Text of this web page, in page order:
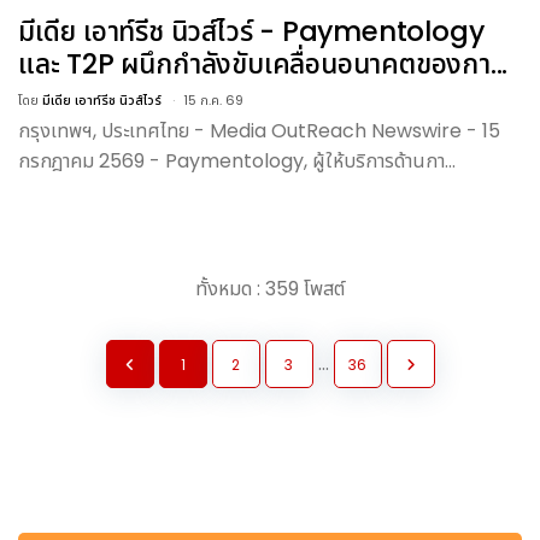
มีเดีย เอาท์รีช นิวส์ไวร์ - Paymentology
และ T2P ผนึกกำลังขับเคลื่อนอนาคตของกา...
โดย มีเดีย เอาท์รีช นิวส์ไวร์ 15 ก.ค. 69
กรุงเทพฯ, ประเทศไทย - Media OutReach Newswire - 15
กรกฎาคม 2569 - Paymentology, ผู้ให้บริการด้านกา...
ทั้งหมด : 359 โพสต์
1 2 3 ... 36